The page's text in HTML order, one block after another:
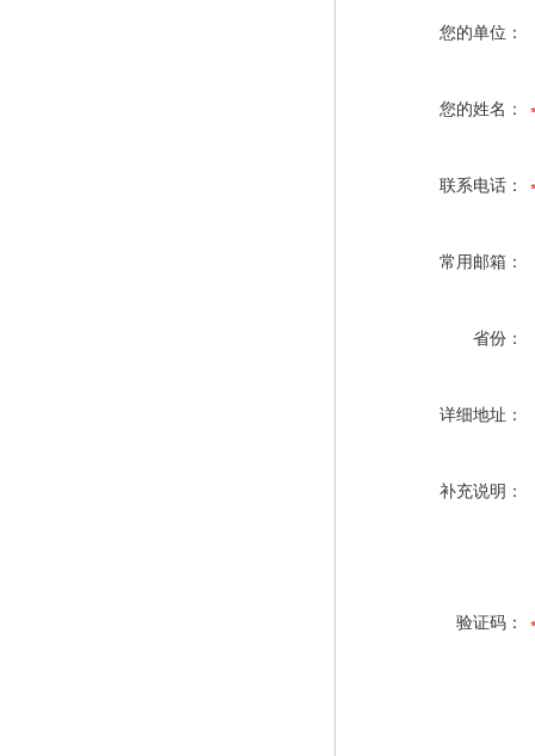
您的单位：
您的姓名：
联系电话：
常用邮箱：
省份：
详细地址：
补充说明：
验证码：